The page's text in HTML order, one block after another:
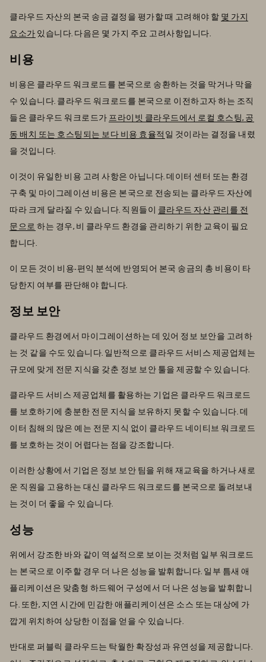
클라우드 자산의 본국 송금 결정을 평가할 때 고려해야 할 몇 가지
요소가 있습니다. 다음은 몇 가지 주요 고려사항입니다.
비용
비용은 클라우드 워크로드를 본국으로 송환하는 것을 막거나 막을
수 있습니다. 클라우드 워크로드를 본국으로 이전하고자 하는 조직
들은 클라우드 워크로드가 프라이빗 클라우드에서 로컬 호스팅, 공
동 배치 또는 호스팅되는 보다 비용 효율적 일 것이라는 결정을 내렸
을 것입니다.
이것이 유일한 비용 고려 사항은 아닙니다. 데이터 센터 또는 환경
구축 및 마이그레이션 비용은 본국으로 전송되는 클라우드 자산에
따라 크게 달라질 수 있습니다. 직원들이 클라우드 자산 관리를 전
문으로 하는 경우, 비 클라우드 환경을 관리하기 위한 교육이 필요
합니다.
이 모든 것이 비용-편익 분석에 반영되어 본국 송금의 총 비용이 타
당한지 여부를 판단해야 합니다.
정보 보안
클라우드 환경에서 마이그레이션하는 데 있어 정보 보안을 고려하
는 것 같을 수도 있습니다. 일반적으로 클라우드 서비스 제공업체는
규모에 맞게 전문 지식을 갖춘 정보 보안 툴을 제공할 수 있습니다.
클라우드 서비스 제공업체를 활용하는 기업은 클라우드 워크로드
를 보호하기에 충분한 전문 지식을 보유하지 못할 수 있습니다. 데
이터 침해의 많은 예는 전문 지식 없이 클라우드 네이티브 워크로드
를 보호하는 것이 어렵다는 점을 강조합니다.
이러한 상황에서 기업은 정보 보안 팀을 위해 재교육을 하거나 새로
운 직원을 고용하는 대신 클라우드 워크로드를 본국으로 돌려보내
는 것이 더 좋을 수 있습니다.
성능
위에서 강조한 바와 같이 역설적으로 보이는 것처럼 일부 워크로드
는 본국으로 이주할 경우 더 나은 성능을 발휘합니다. 일부 틈새 애
플리케이션은 맞춤형 하드웨어 구성에서 더 나은 성능을 발휘합니
다. 또한, 지연 시간에 민감한 애플리케이션은 소스 또는 대상에 가
깝게 위치하여 상당한 이점을 얻을 수 있습니다.
반대로 퍼블릭 클라우드는 탁월한 확장성과 유연성을 제공합니다.